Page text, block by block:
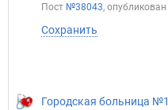
Пост №38043, опубликован
Сохранить
Городская больница №1